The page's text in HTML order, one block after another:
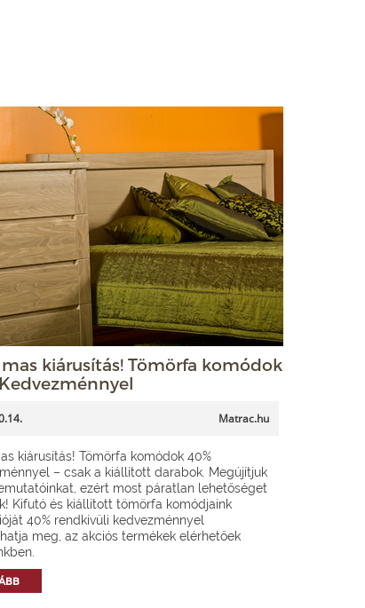
kiárusítás! Tömörfa komódok
Matrac.hu
kiárusítás! Tömörfa komódok 40%
– csak a kiállított darabok. Megújítjuk
ezért most páratlan lehetőséget
Kifutó és kiállított tömörfa komódjaink
40% rendkívüli kedvezménnyel
meg, az akciós termékek elérhetőek